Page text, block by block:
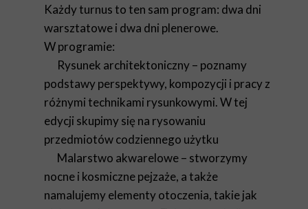
Każdy turnus to ten sam program: dwa dni
warsztatowe i dwa dni plenerowe.
W programie:
Rysunek architektoniczny – poznamy
podstawy perspektywy, kompozycji i pracy z
różnymi technikami rysunkowymi. W tej
edycji skupimy się na rysowaniu
przedmiotów codziennego użytku
Malarstwo akwarelowe – stworzymy
nocne i kosmiczne pejzaże, a także
namalujemy elementy otoczenia, takie jak